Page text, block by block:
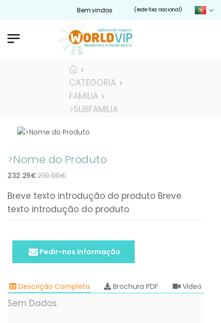
Bem vindos ao nosso site Worldvip.pt
(rede fixa nacional)
CATEGORIA
FAMILIA
>SUBFAMILIA
>Nome do Produto
232.29€210.00€
Breve texto introdução do produto Breve
texto introdução do produto
Pedir-nos Informação
Descrição Completa Brochura PDF Video
Sem Dados.